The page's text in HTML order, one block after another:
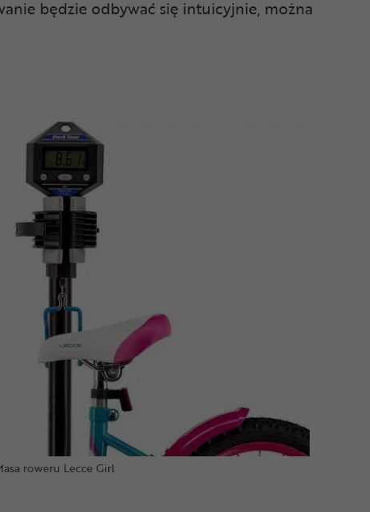
będzie odbywać się intuicyjnie, można
roweru Lecce Girl